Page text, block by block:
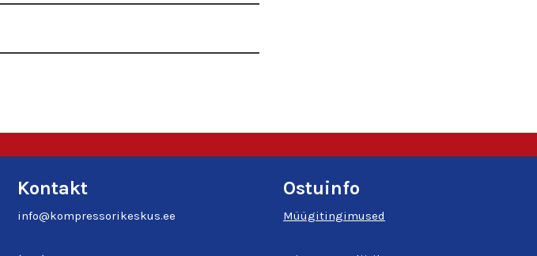
Kontakt
info@kompressorikeskus.ee
Ostuinfo
Müügitingimused